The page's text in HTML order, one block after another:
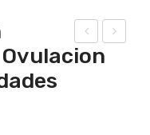
est
Ovulacion